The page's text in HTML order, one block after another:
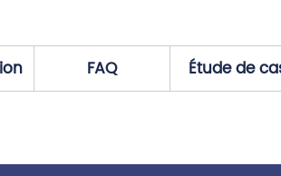
FAQ Étude de